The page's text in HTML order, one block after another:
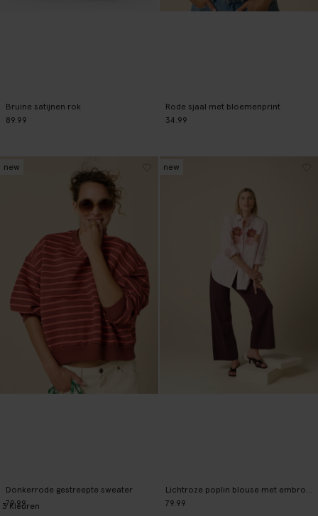
Bruine satijnen rok
89.99
Rode sjaal met bloemenprint
34.99
Donkerrode gestreepte sweater
79.99
new
3Kleuren
79.99
new